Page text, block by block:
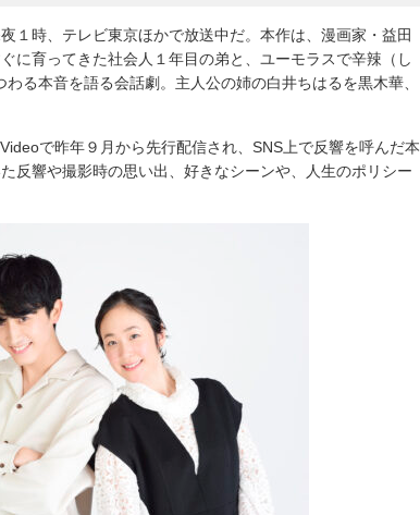
時、テレビ東京ほかで放送中だ。本作は、漫画家・益田
に育ってきた社会人１年目の弟と、ユーモラスで辛辣（し
る本音を語る会話劇。主人公の姉の白井ちはるを黒木華、
で昨年９月から先行配信され、SNS上で反響を呼んだ本
反響や撮影時の思い出、好きなシーンや、人生のポリシー